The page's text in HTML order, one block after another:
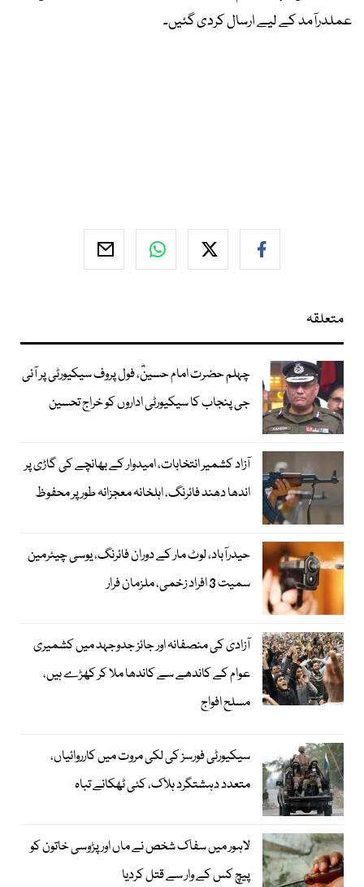
عملدرآمد کے لیے ارسال کردی گئیں۔
متعلقہ
چہلم حضرت امام حسینؓ، فول پروف سیکیورٹی پر آئی
جی پنجاب کا سیکیورٹی اداروں کو خراج تحسین
آزاد کشمیر انتخابات، امیدوار کے بھانچے کی گاڑی پر
اندھا دھند فائرنگ، اہلخانہ معجزانہ طور پر محفوظ
حیدرآباد، لوٹ مار کے دوران فائرنگ، یوسی چیئرمین
سمیت 3 افراد زخمی، ملزمان فرار
آزادی کی منصفانہ اور جائز جدوجہد میں کشمیری
عوام کے کاندھے سے کاندھا ملا کر کھڑے ہیں،
مسلح افواج
سیکیورٹی فورسز کی لکی مروت میں کارروائیاں،
متعدد دہشتگرد ہلاک، کئی ٹھکانے تباہ
لاہور میں سفاک شخص نے ماں اور پڑوسی خاتون کو
پیچ کس کے وار سے قتل کردیا